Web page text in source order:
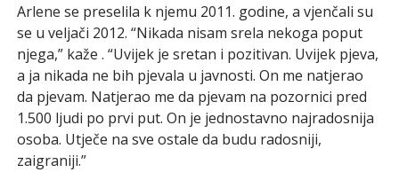
Arlene se preselila k njemu 2011. godine, a vjenčali su
se u veljači 2012. “Nikada nisam srela nekoga poput
njega,” kaže . “Uvijek je sretan i pozitivan. Uvijek pjeva,
a ja nikada ne bih pjevala u javnosti. On me natjerao
da pjevam. Natjerao me da pjevam na pozornici pred
1.500 ljudi po prvi put. On je jednostavno najradosnija
osoba. Utječe na sve ostale da budu radosniji,
zaigraniji.”